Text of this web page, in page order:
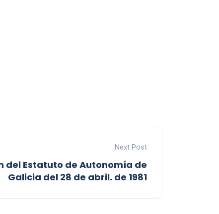
Next Post
del Estatuto de Autonomía de
Galicia del 28 de abril. de 1981